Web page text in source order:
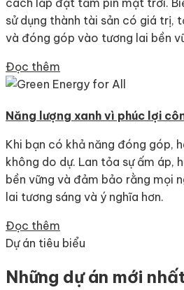
cách lắp đặt tấm pin mặt trời.
sử dụng thành tài sản có giá trị,
và đóng góp vào tương lai bền
Đọc thêm
Năng lượng xanh vì phúc lợi
Khi bạn có khả năng đóng góp,
không do dự. Lan tỏa sự ấm áp,
bền vững và đảm bảo rằng mọi
lai tương sáng và ý nghĩa hơn.
Đọc thêm
Dự án tiêu biểu
Những dự án mới